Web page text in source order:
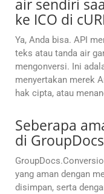
air sendiri
ke ICO di
Ya, Anda bisa. API
teks atau tanda air
mengonversi. Ini
menyertakan merek
hak cipta, atau
Seberapa
di
yang aman dengan
disimpan, serta